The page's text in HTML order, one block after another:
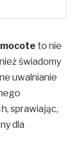
to nie
świadomy
uwalnianie
sprawiając,
dla